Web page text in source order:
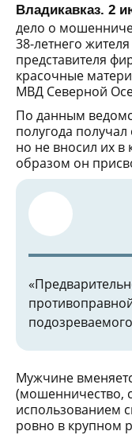
Владикавказ. 2
дело о
38-летнего
представителя
красочные
МВД Северной
По данным
полугода получал
но не вносил их в
образом он
Мужчине
(мошенничество,
использованием
ровно в крупном